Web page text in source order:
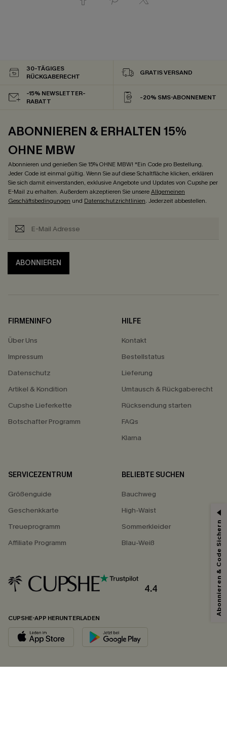
30-TÄGIGES
RÜCKGABERECHT
GRATIS VERSAND
-15% NEWSLETTER-
RABATT
-20% SMS-ABONNEMENT
ABONNIEREN & ERHALTEN 15%
OHNE MBW
Abonnieren und genießen Sie 15% OHNE MBW! *Ein Code pro Bestellung.
Jeder Code ist einmal gültig. Wenn Sie auf diese Schaltfläche klicken, erklären
Sie sich damit einverstanden, exklusive Angebote und Updates von Cupshe per
E-Mail zu erhalten. Außerdem akzeptieren Sie unsereAllgemeinen
Geschäftsbedingungen und Datenschutzrichtlinien. Jederzeit abbestellen.
ABONNIEREN
FIRMENINFO
Über Uns
Impressum
Datenschutz
Artikel & Kondition
Cupshe Lieferkette
Botschafter Programm
HILFE
Kontakt
Bestellstatus
Lieferung
Umtausch & Rückgaberecht
Rücksendung starten
FAQs
Klarna
SERVICEZENTRUM
Größenguide
Geschenkkarte
Treueprogramm
Affiliate Programm
BELIEBTE SUCHEN
Bauchweg
High-Waist
Sommerkleider
Blau-Weiß
4.4
CUPSHE-APP HERUNTERLADEN
Abonnieren & Code Sichern